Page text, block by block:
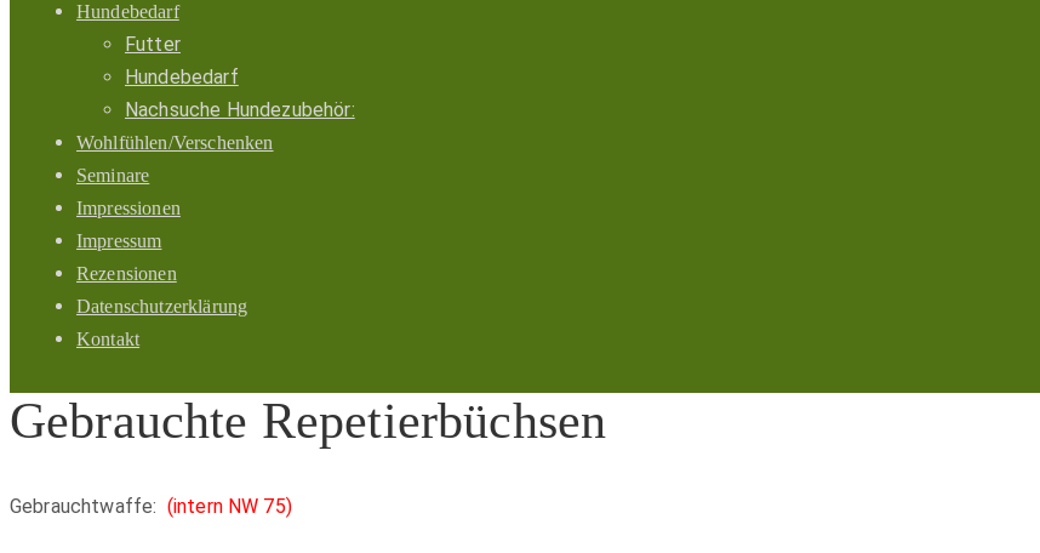
Hundebedarf
Futter
Hundebedarf
Nachsuche Hundezubehör:
Wohlfühlen/Verschenken
Seminare
Impressionen
Impressum
Rezensionen
Datenschutzerklärung
Kontakt
Gebrauchte Repetierbüchsen
Gebrauchtwaffe: (intern NW 75)